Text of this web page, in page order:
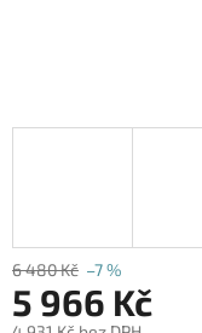
6 480 Kč –7 %
5 966 Kč